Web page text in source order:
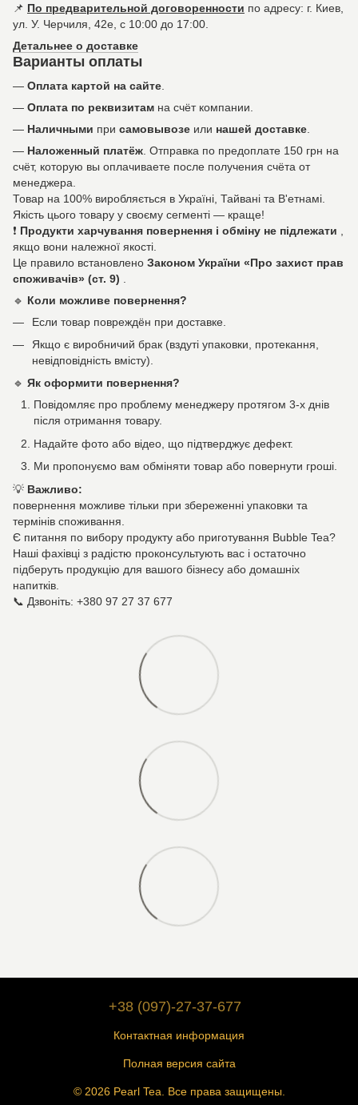
📌 По предварительной договоренности по адресу: г. Киев,
ул. У. Черчиля, 42е, с 10:00 до 17:00.
Детальнее о доставке
Варианты оплаты
— Оплата картой на сайте
— Оплата по реквизитам на счёт компании.
— Наличными при самовывозе или нашей доставке
— Наложенный платёж . Отправка по предоплате 150 грн на
счёт, которую вы оплачиваете после получения счёта от
менеджера.
Товар на 100% виробляється в Україні, Тайвані та В'етнамі.
Якість цього товару у своєму сегменті — краще!
❗ Продукти харчування повернення і обміну не підлежати
якщо вони належної якості.
Це правило встановлено Законом України «Про захист прав
споживачів» (ст. 9)
🔹 Коли можливе повернення?
Если товар повреждён при доставке.
Якщо є виробничий брак (вздуті упаковки, протекання,
невідповідність вмісту).
🔹 Як оформити повернення?
Повідомляє про проблему менеджеру протягом 3-х днів
після отримання товару.
Надайте фото або відео, що підтверджує дефект.
Ми пропонуємо вам обміняти товар або повернути гроші.
💡 Важливо:
повернення можливе тільки при збереженні упаковки та
термінів споживання.
Є питання по вибору продукту або приготування Bubble Tea?
Наші фахівці з радістю проконсультують вас і остаточно
підберуть продукцію для вашого бізнесу або домашніх
напитків.
📞 Дзвоніть: +380 97 27 37 677
+38 (097)-27-37-677
Контактная информация
Полная версия сайта
© 2026 Pearl Tea. Все права защищены.